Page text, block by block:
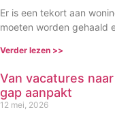
Er is een tekort aan
moeten worden gehaald
Verder lezen >>
Van vacatures
gap aanpakt
12 mei, 2026